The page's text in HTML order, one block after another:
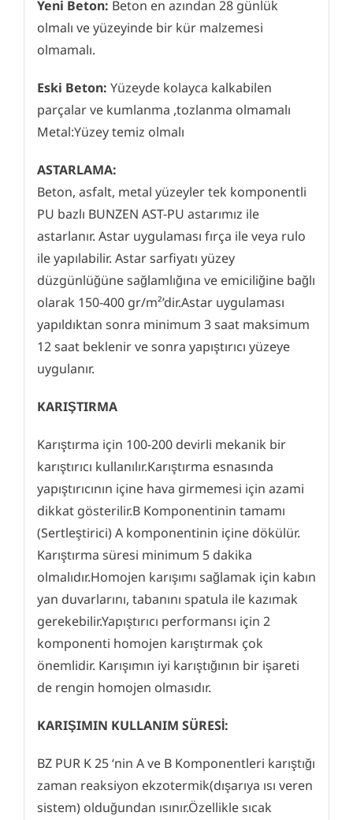
Yeni Beton: Beton en azından 28 günlük
olmalı ve yüzeyinde bir kür malzemesi
olmamalı.
Eski Beton: Yüzeyde kolayca kalkabilen
parçalar ve kumlanma ,tozlanma olmamalı
Metal:Yüzey temiz olmalı
ASTARLAMA:
Beton, asfalt, metal yüzeyler tek komponentli
PU bazlı BUNZEN AST-PU astarımız ile
astarlanır. Astar uygulaması fırça ile veya rulo
ile yapılabilir. Astar sarfiyatı yüzey
düzgünlüğüne sağlamlığına ve emiciliğine bağlı
olarak 150-400 gr/m²’dir.Astar uygulaması
yapıldıktan sonra minimum 3 saat maksimum
12 saat beklenir ve sonra yapıştırıcı yüzeye
uygulanır.
KARIŞTIRMA
Karıştırma için 100-200 devirli mekanik bir
karıştırıcı kullanılır.Karıştırma esnasında
yapıştırıcının içine hava girmemesi için azami
dikkat gösterilir.B Komponentinin tamamı
(Sertleştirici) A komponentinin içine dökülür.
Karıştırma süresi minimum 5 dakika
olmalıdır.Homojen karışımı sağlamak için kabın
yan duvarlarını, tabanını spatula ile kazımak
gerekebilir.Yapıştırıcı performansı için 2
komponenti homojen karıştırmak çok
önemlidir. Karışımın iyi karıştığının bir işareti
de rengin homojen olmasıdır.
KARIŞIMIN KULLANIM SÜRESİ:
BZ PUR K 25 ‘nin A ve B Komponentleri karıştığı
zaman reaksiyon ekzotermik(dışarıya ısı veren
sistem) olduğundan ısınır.Özellikle sıcak